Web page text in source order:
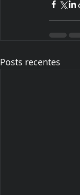
Posts recentes